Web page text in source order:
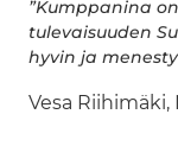
”Kumppanina
tulevaisuuden
hyvin ja
Vesa Riihimäki,